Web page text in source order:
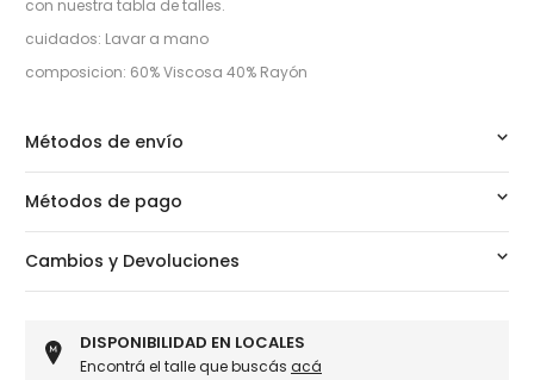
con nuestra tabla de talles.
cuidados: Lavar a mano
composicion: 60% Viscosa 40% Rayón
Métodos de envío
Métodos de pago
Cambios y Devoluciones
DISPONIBILIDAD EN LOCALES
Encontrá el talle que buscás acá